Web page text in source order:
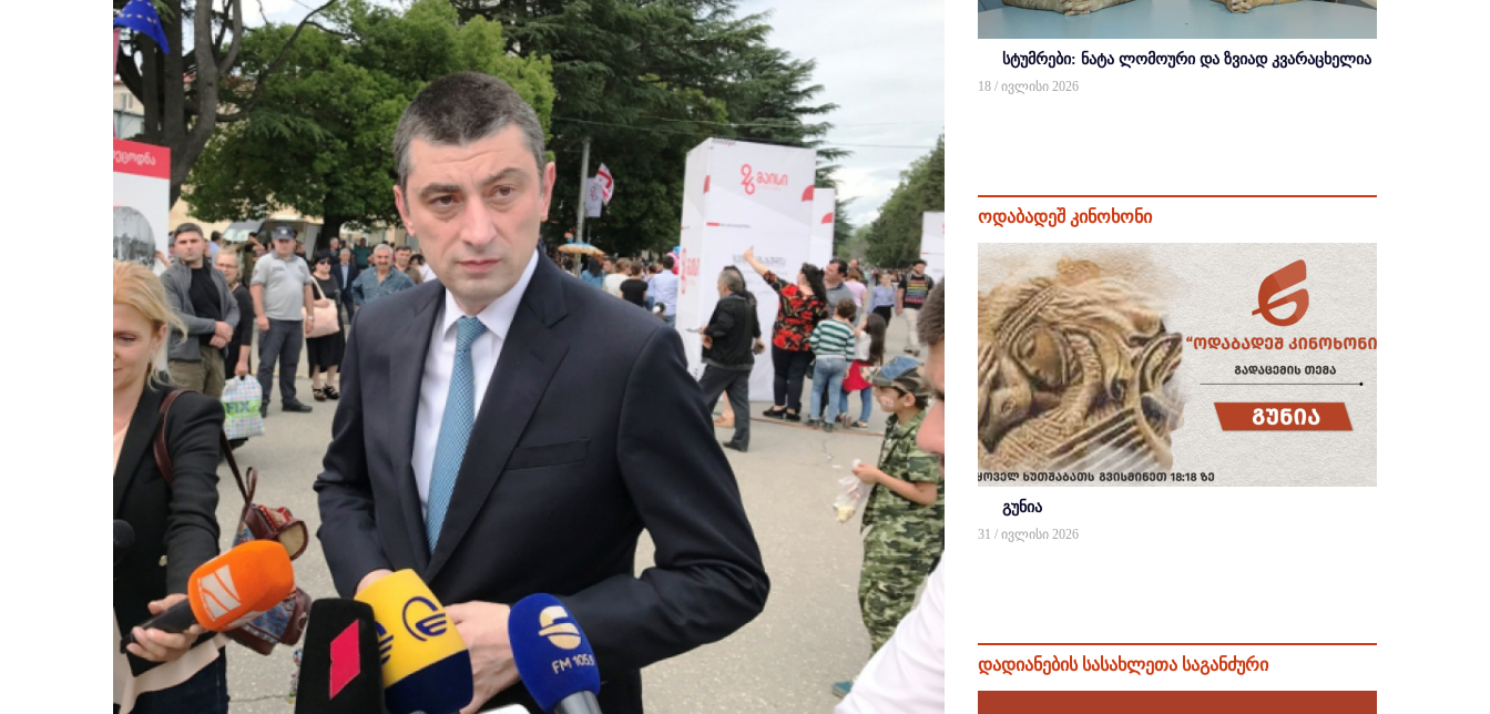
სტუმრები: ნატა ლომოური და ზვიად კვარაცხელია
18 / ივლისი 2026
ოდაბადეშ კინოხონი
გუნია
31 / ივლისი 2026
დადიანების სასახლეთა საგანძური